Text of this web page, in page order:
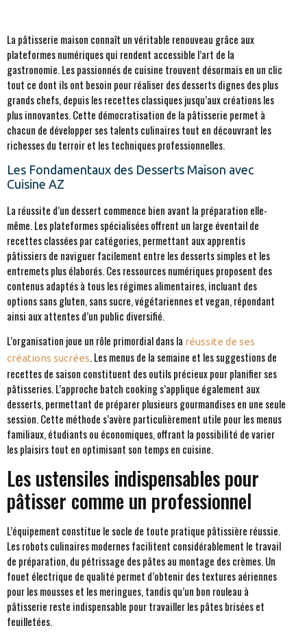
La pâtisserie maison connaît un véritable renouveau grâce aux
plateformes numériques qui rendent accessible l’art de la
gastronomie. Les passionnés de cuisine trouvent désormais en un clic
tout ce dont ils ont besoin pour réaliser des desserts dignes des plus
grands chefs, depuis les recettes classiques jusqu’aux créations les
plus innovantes. Cette démocratisation de la pâtisserie permet à
chacun de développer ses talents culinaires tout en découvrant les
richesses du terroir et les techniques professionnelles.
Les Fondamentaux des Desserts Maison avec
Cuisine AZ
La réussite d’un dessert commence bien avant la préparation elle-
même. Les plateformes spécialisées offrent un large éventail de
recettes classées par catégories, permettant aux apprentis
pâtissiers de naviguer facilement entre les desserts simples et les
entremets plus élaborés. Ces ressources numériques proposent des
contenus adaptés à tous les régimes alimentaires, incluant des
options sans gluten, sans sucre, végétariennes et vegan, répondant
ainsi aux attentes d’un public diversifié.
L’organisation joue un rôle primordial dans la réussite de ses
créations sucrées. Les menus de la semaine et les suggestions de
recettes de saison constituent des outils précieux pour planifier ses
pâtisseries. L’approche batch cooking s’applique également aux
desserts, permettant de préparer plusieurs gourmandises en une seule
session. Cette méthode s’avère particulièrement utile pour les menus
familiaux, étudiants ou économiques, offrant la possibilité de varier
les plaisirs tout en optimisant son temps en cuisine.
Les ustensiles indispensables pour
pâtisser comme un professionnel
L’équipement constitue le socle de toute pratique pâtissière réussie.
Les robots culinaires modernes facilitent considérablement le travail
de préparation, du pétrissage des pâtes au montage des crèmes. Un
fouet électrique de qualité permet d’obtenir des textures aériennes
pour les mousses et les meringues, tandis qu’un bon rouleau à
pâtisserie reste indispensable pour travailler les pâtes brisées et
feuilletées.